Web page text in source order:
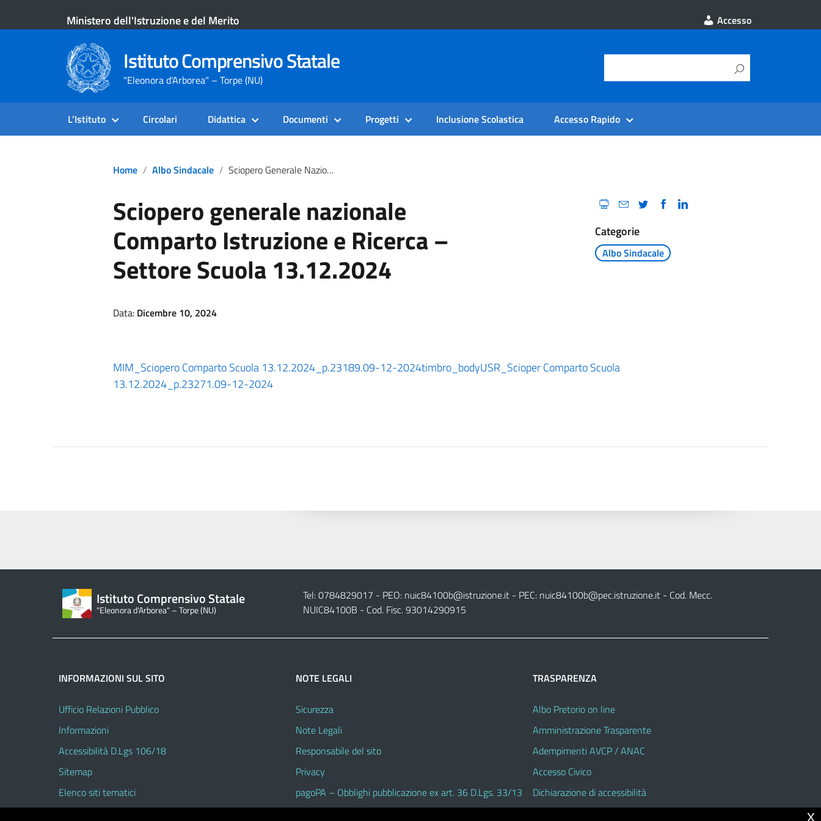
Ministero dell'Istruzione e del Merito Accesso
Istituto Comprensivo Statale
"Eleonora d'Arborea" – Torpe (NU)
L’Istituto Circolari Didattica Documenti Progetti Inclusione Scolastica Accesso Rapido
Home Albo Sindacale Sciopero Generale Nazionale Comparto Istruzione E Ricerca – Settore Scuola 13.12.2024
Sciopero generale nazionale
Comparto Istruzione e Ricerca –
Settore Scuola 13.12.2024
Categorie
Albo Sindacale
Data: Dicembre 10, 2024
MIM_Sciopero Comparto Scuola 13.12.2024_p.23189.09-12-2024timbro_bodyUSR_Scioper Comparto Scuola
13.12.2024_p.23271.09-12-2024
Istituto Comprensivo Statale
"Eleonora d'Arborea" – Torpe (NU)
Tel: 0784829017 - PEO: nuic84100b@istruzione.it- PEC: nuic84100b@pec.istruzione.it- Cod. Mecc.
NUIC84100B - Cod. Fisc. 93014290915
INFORMAZIONI SUL SITO
Ufficio Relazioni Pubblico
Informazioni
Accessibilità D.Lgs 106/18
Sitemap
Elenco siti tematici
NOTE LEGALI
Sicurezza
Note Legali
Responsabile del sito
Privacy
pagoPA – Obblighi pubblicazione ex art. 36 D.Lgs. 33/13
TRASPARENZA
Albo Pretorio on line
Amministrazione Trasparente
Adempimenti AVCP / ANAC
Accesso Civico
Dichiarazione di accessibilità
x